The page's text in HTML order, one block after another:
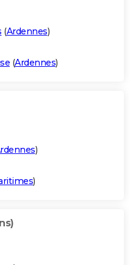
(Ardennes)
(Ardennes)
)
)